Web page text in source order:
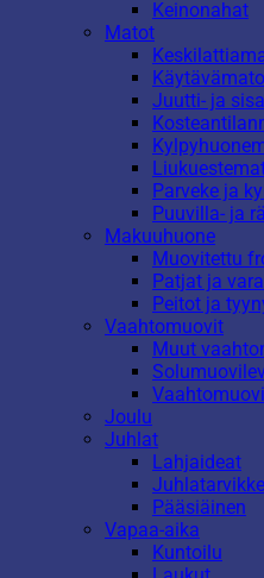
Keinonahat
Matot
Juutti- ja
Parveke ja
Puuvilla- ja
Makuuhuone
Muovitettu
Patjat ja
Peitot ja
Vaahtomuovit
Muut
Joulu
Juhlat
Lahjaideat
Pääsiäinen
Vapaa-aika
Kuntoilu